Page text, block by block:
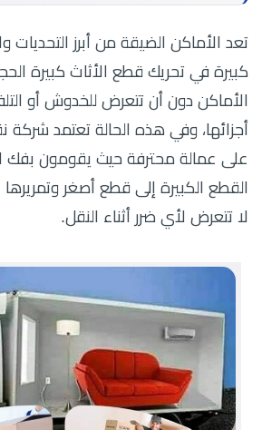
تعد الأماكن الضيقة من أبرز
كبيرة في تحريك قطع الأثاث كبيرة
الأماكن دون أن تتعرض للخدوش أو
أجزائها، وفي هذه الحالة تعتمد
على عمالة محترفة حيث يقومون بفك
القطع الكبيرة إلى قطع أصغر
لا تتعرض لأي ضرر أثناء النقل.